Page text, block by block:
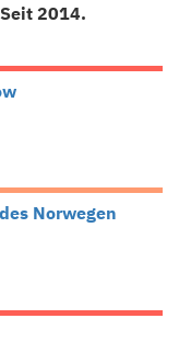
2014.
Norwegen